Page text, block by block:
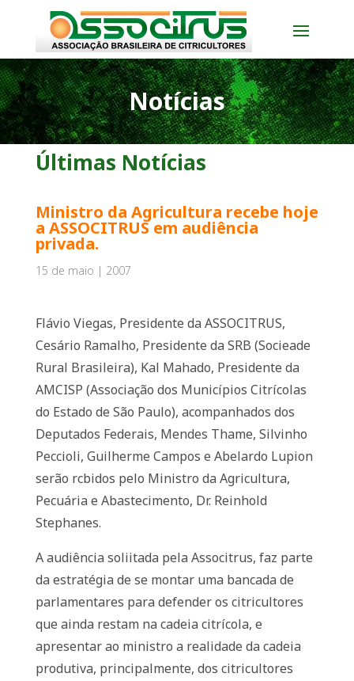
Notícias
Últimas Notícias
Ministro da Agricultura recebe hoje
a ASSOCITRUS em audiência
privada.
15 de maio | 2007
Flávio Viegas, Presidente da ASSOCITRUS,
Cesário Ramalho, Presidente da SRB (Socieade
Rural Brasileira), Kal Mahado, Presidente da
AMCISP (Associação dos Municípios Citrícolas
do Estado de São Paulo), acompanhados dos
Deputados Federais, Mendes Thame, Silvinho
Peccioli, Guilherme Campos e Abelardo Lupion
serão rcbidos pelo Ministro da Agricultura,
Pecuária e Abastecimento, Dr. Reinhold
Stephanes.
A audiência soliitada pela Associtrus, faz parte
da estratégia de se montar uma bancada de
parlamentares para defender os citricultores
que ainda restam na cadeia citrícola, e
apresentar ao ministro a realidade da cadeia
produtiva, principalmente, dos citricultores